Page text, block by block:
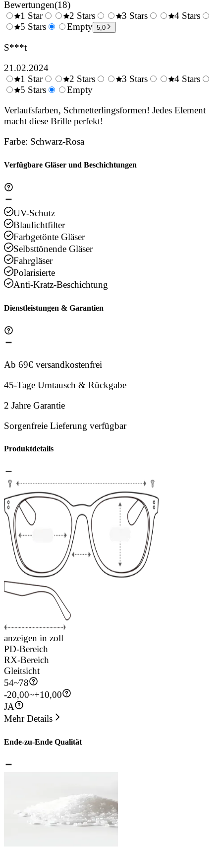
Bewertungen(18)
0.5
1 Star
1.5
2 Stars
2.5
3 Stars
4 Stars
5 Stars Empty 5,0
S***t
21.02.2024
0.5
1 Star
1.5
2 Stars
3 Stars
4 Stars
5 Stars
Empty
Verlaufsfarben, Schmetterlingsformen! Jedes Element
macht diese Brille perfekt!
Farbe: Schwarz-Rosa
Verfügbare Gläser und Beschichtungen
UV-Schutz
Blaulichtfilter
Farbgetönte Gläser
Selbsttönende Gläser
Fahrgläser
Polarisierte
Anti-Kratz-Beschichtung
Dienstleistungen & Garantien
Ab 69€ versandkostenfrei
45-Tage Umtausch & Rückgabe
2 Jahre Garantie
Sorgenfreie Lieferung verfügbar
Produktdetails
anzeigen in zoll
PD-Bereich
RX-Bereich
Gleitsicht
54~78
-20,00~+10,00
JA
Mehr Details
Ende-zu-Ende Qualität